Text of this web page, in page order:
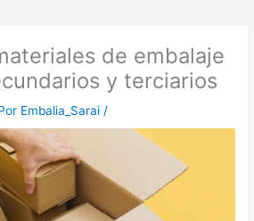
de embalaje
y terciarios
Embalia_Sarai/